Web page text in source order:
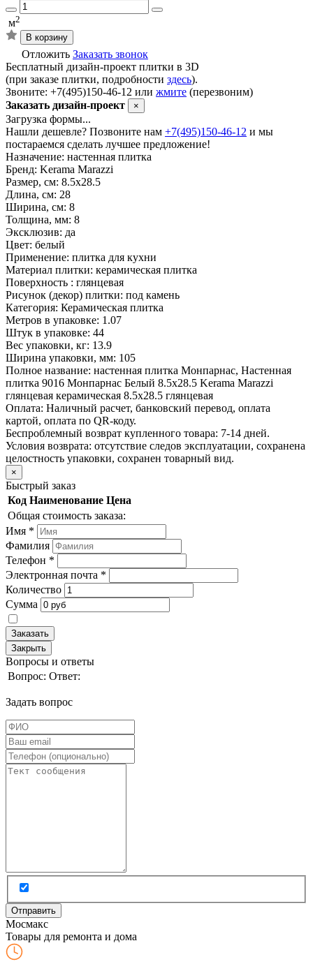
м2
В корзину
Отложить Заказать звонок
Бесплатный дизайн-проект плитки в 3D
(при заказе плитки, подробности здесь).
Звоните: +7(495)150-46-12 или жмите (перезвоним)
Заказать дизайн-проект
×
Загрузка формы...
Нашли дешевле? Позвоните нам +7(495)150-46-12 и мы
постараемся сделать лучшее предложение!
Назначение: настенная плитка
Бренд: Kerama Marazzi
Размер, см: 8.5x28.5
Длина, см: 28
Ширина, см: 8
Толщина, мм: 8
Эксклюзив: да
Цвет: белый
Применение: плитка для кухни
Материал плитки: керамическая плитка
Поверхность : глянцевая
Рисунок (декор) плитки: под камень
Категория: Керамическая плитка
Метров в упаковке: 1.07
Штук в упаковке: 44
Вес упаковки, кг: 13.9
Ширина упаковки, мм: 105
Полное название: настенная плитка Монпарнас, Настенная
плитка 9016 Монпарнас Белый 8.5x28.5 Kerama Marazzi
глянцевая керамическая 8.5x28.5 глянцевая
Оплата: Наличный расчет, банковский перевод, оплата
картой, оплата по QR-коду.
Беспроблемный возврат купленного товара: 7-14 дней.
Условия возврата: отсутствие следов эксплуатации, сохранена
целостность упаковки, сохранен товарный вид.
×
Быстрый заказ
Код Наименование Цена
Общая стоимость заказа:
Имя *
Фамилия
Телефон *
Электронная почта *
Количество
Сумма
Заказать
Закрыть
Вопросы и ответы
Вопрос: Ответ:
Задать вопрос
Мосмакс
Товары для ремонта и дома